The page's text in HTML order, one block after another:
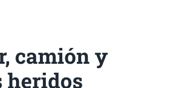
camión y
heridos